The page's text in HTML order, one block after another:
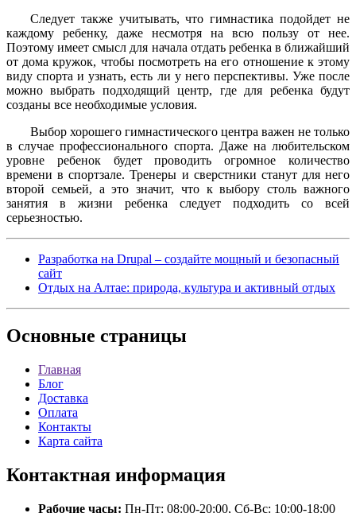
Следует также учитывать, что гимнастика подойдет не
каждому ребенку, даже несмотря на всю пользу от нее.
Поэтому имеет смысл для начала отдать ребенка в ближайший
от дома кружок, чтобы посмотреть на его отношение к этому
виду спорта и узнать, есть ли у него перспективы. Уже после
можно выбрать подходящий центр, где для ребенка будут
созданы все необходимые условия.
Выбор хорошего гимнастического центра важен не только
в случае профессионального спорта. Даже на любительском
уровне ребенок будет проводить огромное количество
времени в спортзале. Тренеры и сверстники станут для него
второй семьей, а это значит, что к выбору столь важного
занятия в жизни ребенка следует подходить со всей
серьезностью.
Разработка на Drupal – создайте мощный и безопасный
сайт
Отдых на Алтае: природа, культура и активный отдых
Основные страницы
Главная
Блог
Доставка
Оплата
Контакты
Карта сайта
Контактная информация
Рабочие часы: Пн-Пт: 08:00-20:00, Сб-Вс: 10:00-18:00